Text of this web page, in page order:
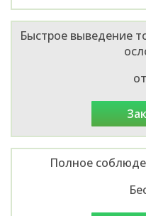
Быстрое выведение
Полное